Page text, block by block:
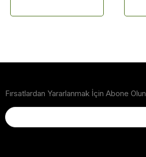
Fırsatlardan Yararlanmak İçin Abone Olun